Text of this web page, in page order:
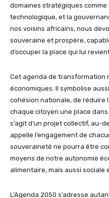
domaines stratégiques comme
technologique, et la
nos voisins africains, nous
souveraine et prospère,
d’occuper la place qui lui
Cet agenda de transformation
économiques. Il symbolise
cohésion nationale, de réduire
chaque citoyen une place
s’agit d’un projet collectif, au-
appelle l’engagement de
souveraineté ne pourra être
moyens de notre autonomie
alimentaire, mais aussi sociale
L’Agenda 2050 s’adresse